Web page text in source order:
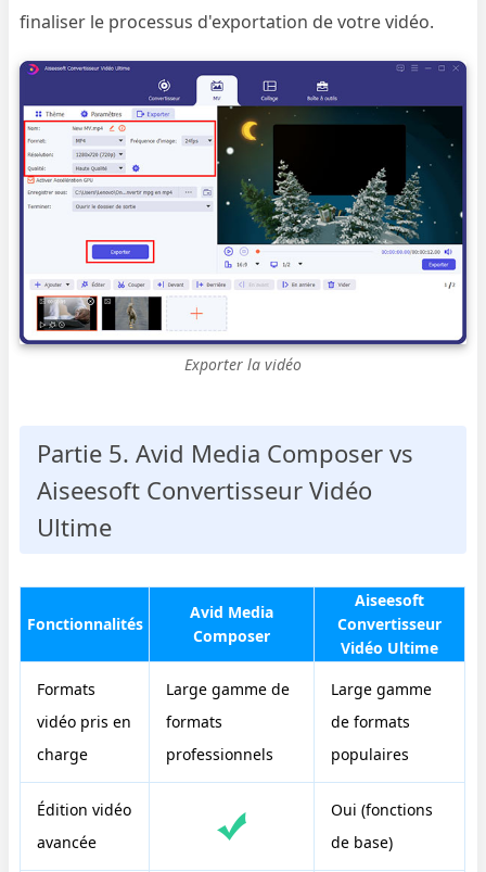
finaliser le processus d'exportation de votre vidéo.
Exporter la vidéo
Partie 5. Avid Media Composer vs
Aiseesoft Convertisseur Vidéo
Ultime
Fonctionnalités
Avid Media
Composer
Aiseesoft
Convertisseur
Vidéo Ultime
Formats
vidéo pris en
charge
Large gamme de
formats
professionnels
Large gamme
de formats
populaires
Édition vidéo
avancée
Oui (fonctions
de base)